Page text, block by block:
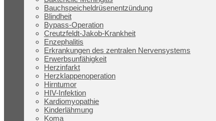
Bauchspeicheldrüsenentzündung
Blindheit
Bypass-Operation
Creutzfeldt-Jakob-Krankheit
Enzephalitis
Erkrankungen des zentralen Nervensystems
Erwerbsunfähigkeit
Herzinfarkt
Herzklappenoperation
Hirntumor
HIV-Infektion
Kardiomyopathie
Kinderlähmung
Koma